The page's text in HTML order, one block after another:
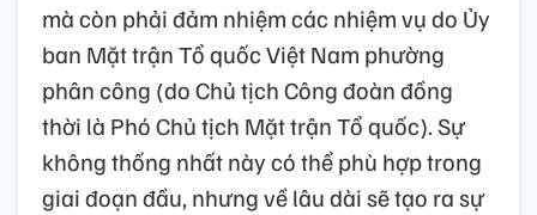
mà còn phải đảm nhiệm các nhiệm vụ do Ủy
ban Mặt trận Tổ quốc Việt Nam phường
phân công (do Chủ tịch Công đoàn đồng
thời là Phó Chủ tịch Mặt trận Tổ quốc). Sự
không thống nhất này có thể phù hợp trong
giai đoạn đầu, nhưng về lâu dài sẽ tạo ra sự